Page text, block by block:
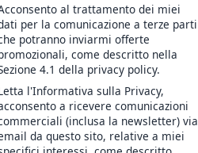
al trattamento dei miei
per la comunicazione a terze parti
potranno inviarmi offerte
come descritto nella
4.1 della privacy policy.
l'Informativa sulla Privacy,
a ricevere comunicazioni
(inclusa la newsletter) via
da questo sito, relative a miei